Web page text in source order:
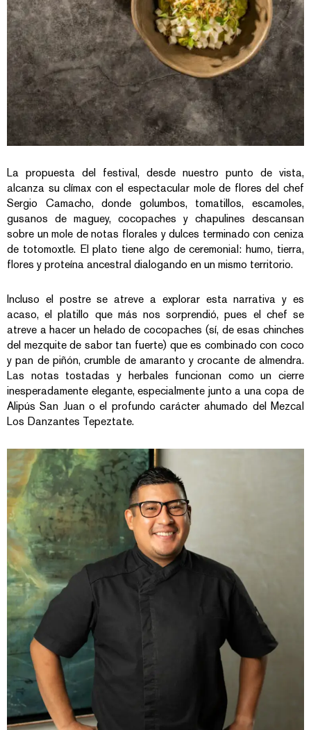
La propuesta del festival, desde nuestro punto de vista,
alcanza su clímax con el espectacular mole de flores del chef
Sergio Camacho, donde golumbos, tomatillos, escamoles,
gusanos de maguey, cocopaches y chapulines descansan
sobre un mole de notas florales y dulces terminado con ceniza
de totomoxtle. El plato tiene algo de ceremonial: humo, tierra,
flores y proteína ancestral dialogando en un mismo territorio.
Incluso el postre se atreve a explorar esta narrativa y es
acaso, el platillo que más nos sorprendió, pues el chef se
atreve a hacer un helado de cocopaches (sí, de esas chinches
del mezquite de sabor tan fuerte) que es combinado con coco
y pan de piñón, crumble de amaranto y crocante de almendra.
Las notas tostadas y herbales funcionan como un cierre
inesperadamente elegante, especialmente junto a una copa de
Alipús San Juan o el profundo carácter ahumado del Mezcal
Los Danzantes Tepeztate.